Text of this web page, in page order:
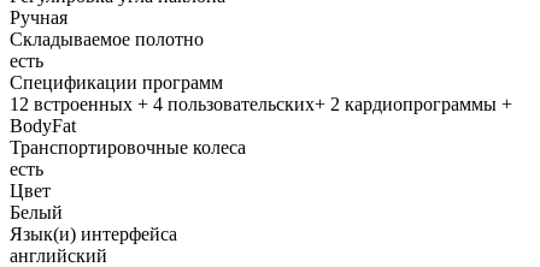
Ручная
Складываемое полотно
есть
Спецификации программ
12 встроенных + 4 пользовательских+ 2 кардиопрограммы +
BodyFat
Транспортировочные колеса
есть
Цвет
Белый
Язык(и) интерфейса
английский